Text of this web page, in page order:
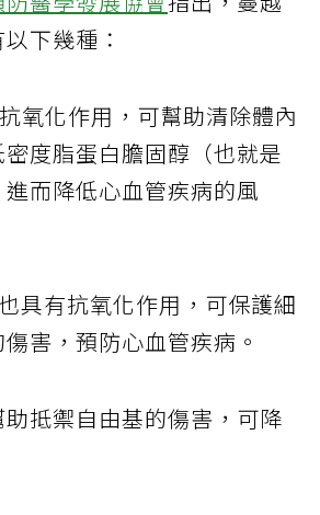
下幾種：
氧化作用，可幫助清除體內
度脂蛋白膽固醇（也就是
而降低心血管疾病的風
具有抗氧化作用，可保護細
害，預防心血管疾病。
助抵禦自由基的傷害，可降